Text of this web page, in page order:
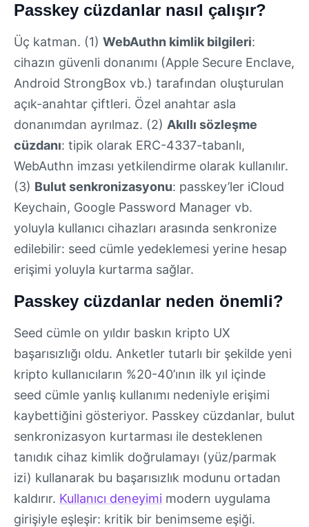
Passkey cüzdanlar nasıl çalışır?
Üç katman. (1) WebAuthn kimlik bilgileri:
cihazın güvenli donanımı (Apple Secure Enclave,
Android StrongBox vb.) tarafından oluşturulan
açık-anahtar çiftleri. Özel anahtar asla
donanımdan ayrılmaz. (2) Akıllı sözleşme
cüzdanı: tipik olarak ERC-4337-tabanlı,
WebAuthn imzası yetkilendirme olarak kullanılır.
(3) Bulut senkronizasyonu: passkey’ler iCloud
Keychain, Google Password Manager vb.
yoluyla kullanıcı cihazları arasında senkronize
edilebilir: seed cümle yedeklemesi yerine hesap
erişimi yoluyla kurtarma sağlar.
Passkey cüzdanlar neden önemli?
Seed cümle on yıldır baskın kripto UX
başarısızlığı oldu. Anketler tutarlı bir şekilde yeni
kripto kullanıcıların %20-40’ının ilk yıl içinde
seed cümle yanlış kullanımı nedeniyle erişimi
kaybettiğini gösteriyor. Passkey cüzdanlar, bulut
senkronizasyon kurtarması ile desteklenen
tanıdık cihaz kimlik doğrulamayı (yüz/parmak
izi) kullanarak bu başarısızlık modunu ortadan
kaldırır. Kullanıcı deneyimi modern uygulama
girişiyle eşleşir: kritik bir benimseme eşiği.